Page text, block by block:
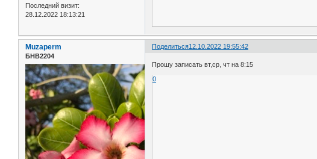
Последний визит:
28.12.2022 18:13:21
Поделиться12.10.2022 19:55:42
Muzaperm
БНВ2204
Прошу записать вт,ср, чт на 8:15
0